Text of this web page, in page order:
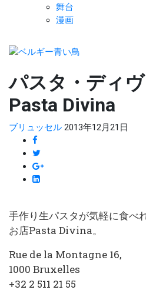
舞台
漫画
パスタ・ディ
Pasta Divina
ブリュッセル 2013年12月21日
手作り生パスタが気軽に食べ
お店Pasta Divina。
Rue de la Montagne 16,
1000 Bruxelles
+32 2 511 21 55